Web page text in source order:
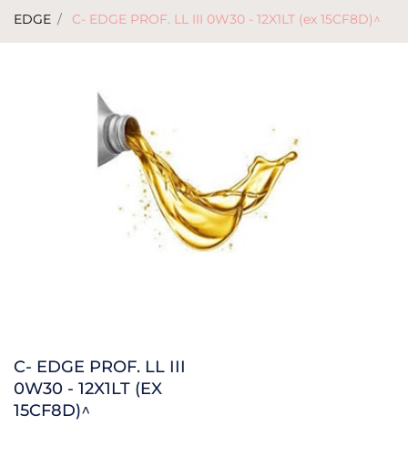
EDGE C- EDGE PROF. LL III 0W30 - 12X1LT (ex 15CF8D)^
C- EDGE PROF. LL III
0W30 - 12X1LT (EX
15CF8D)^